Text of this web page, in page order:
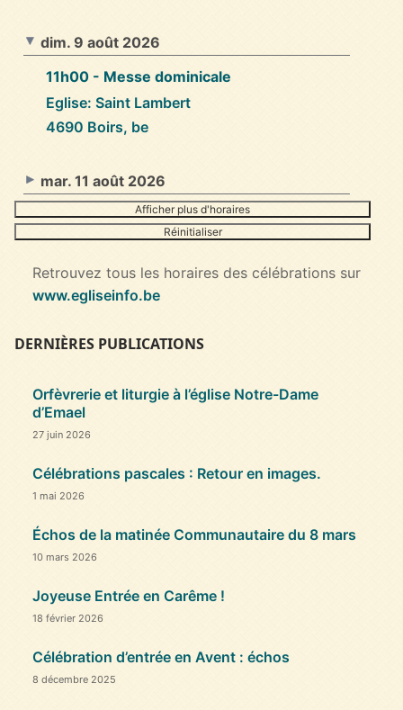
dim. 9 août 2026
11h00 - Messe dominicale
Eglise: Saint Lambert
4690 Boirs, be
mar. 11 août 2026
Afficher plus d'horaires
Réinitialiser
Retrouvez tous les horaires des célébrations sur
www.egliseinfo.be
DERNIÈRES PUBLICATIONS
Orfèvrerie et liturgie à l’église Notre-Dame
d’Emael
27 juin 2026
Célébrations pascales : Retour en images.
1 mai 2026
Échos de la matinée Communautaire du 8 mars
10 mars 2026
Joyeuse Entrée en Carême !
18 février 2026
Célébration d’entrée en Avent : échos
8 décembre 2025